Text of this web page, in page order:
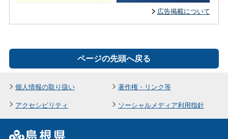
広告掲載について
ページの先頭へ戻る
個人情報の取り扱い
著作権・リンク等
アクセシビリティ
ソーシャルメディア利用指針